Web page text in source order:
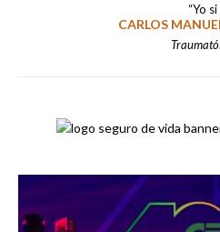
“Yo
CARLOS